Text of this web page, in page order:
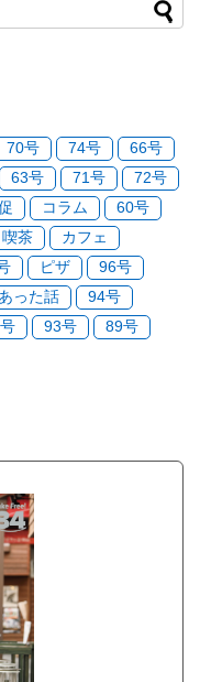
70号 74号
66号
63号 71号
72号
コラム
60号
喫茶
カフェ
ピザ
96号
った話
94号
93号
89号